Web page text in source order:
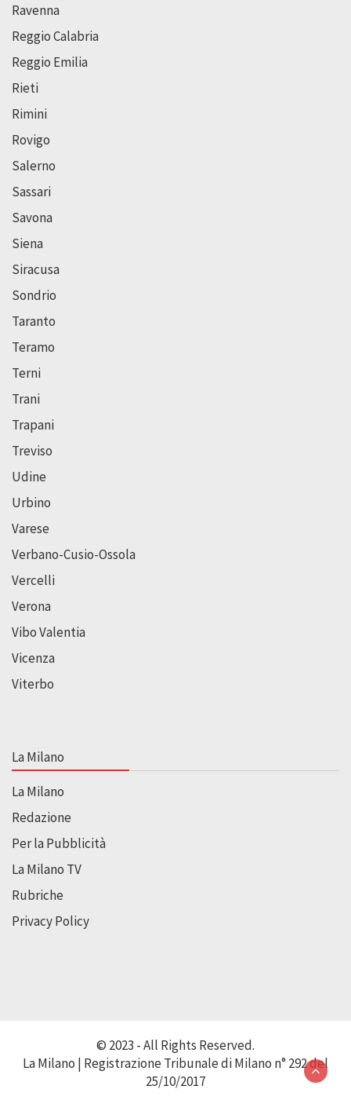
Ravenna
Reggio Calabria
Reggio Emilia
Rieti
Rimini
Rovigo
Salerno
Sassari
Savona
Siena
Siracusa
Sondrio
Taranto
Teramo
Terni
Trani
Trapani
Treviso
Udine
Urbino
Varese
Verbano-Cusio-Ossola
Vercelli
Verona
Vibo Valentia
Vicenza
Viterbo
La Milano
La Milano
Redazione
Per la Pubblicità
La Milano TV
Rubriche
Privacy Policy
© 2023 - All Rights Reserved.
La Milano | Registrazione Tribunale di Milano n° 292 del
25/10/2017